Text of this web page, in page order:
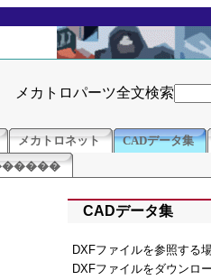
メカトロパーツ全文検索
メカトロネット CADデータ集
CADデータ集
DXFファイルを参照する
DXFファイルをダウンロ